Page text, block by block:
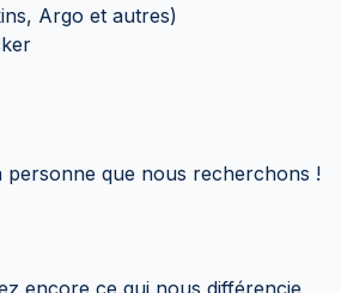
Argo et autres)
personne que nous recherchons !
encore ce qui nous différencie